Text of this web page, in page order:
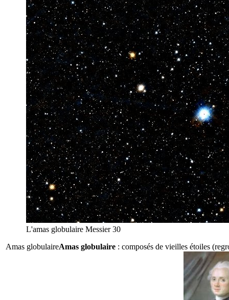
L'amas globulaire Messier 30
Amas globulaireAmas globulaire : composés de vieilles étoiles